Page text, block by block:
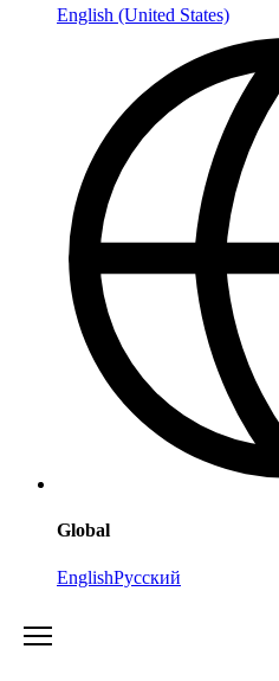
English (United States)
Global
EnglishРусский